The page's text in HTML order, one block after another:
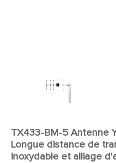
TX433-BM-5 Antenne
Longue distance de
inoxydable et alliage